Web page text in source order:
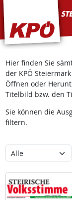
KPÖ Steiermark
Hier finden Sie
der KPÖ
Öffnen oder
Titelbild bzw. den
Sie können die
filtern.
Kategorie